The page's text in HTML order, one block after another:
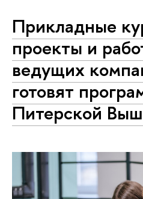
Прикладные
проекты и
ведущих
готовят
Питерской